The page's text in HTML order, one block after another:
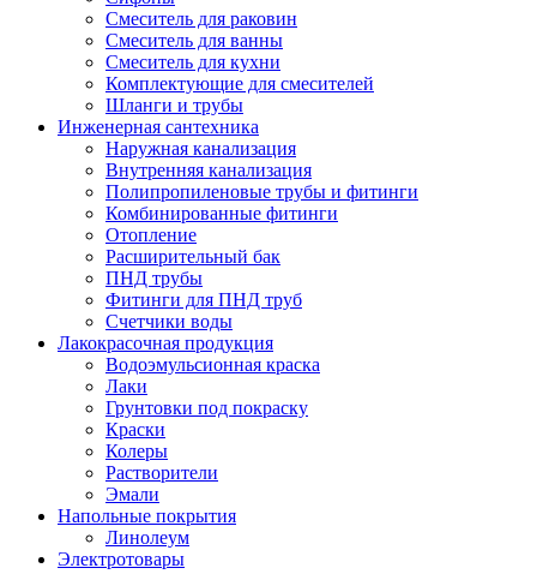
Смеситель для раковин
Смеситель для ванны
Смеситель для кухни
Комплектующие для смесителей
Шланги и трубы
Инженерная сантехника
Наружная канализация
Внутренняя канализация
Полипропиленовые трубы и фитинги
Комбинированные фитинги
Отопление
Расширительный бак
ПНД трубы
Фитинги для ПНД труб
Счетчики воды
Лакокрасочная продукция
Водоэмульсионная краска
Лаки
Грунтовки под покраску
Краски
Колеры
Растворители
Эмали
Напольные покрытия
Линолеум
Электротовары